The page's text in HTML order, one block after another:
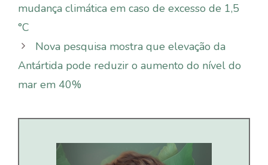
mudança climática em caso de excesso de 1,5
°C
Nova pesquisa mostra que elevação da
Antártida pode reduzir o aumento do nível do
mar em 40%